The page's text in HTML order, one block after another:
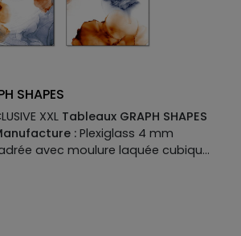
SHAPES
XXL Tableaux GRAPH SHAPES
: Plexiglass 4 mm
avec moulure laquée cubique